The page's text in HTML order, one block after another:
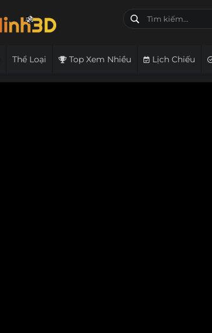
Thể Loại Top Xem Nhiều Lịch Chiếu